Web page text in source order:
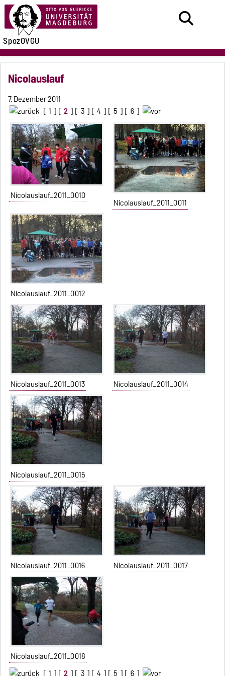
SpozOVGU
Nicolauslauf
7. Dezember 2011
[ 1 ] [ 2 ] [ 3 ] [ 4 ] [ 5 ] [ 6 ]
Nicolauslauf_2011_0010
Nicolauslauf_2011_0011
Nicolauslauf_2011_0012
Nicolauslauf_2011_0013 Nicolauslauf_2011_0014
Nicolauslauf_2011_0015
Nicolauslauf_2011_0016 Nicolauslauf_2011_0017
Nicolauslauf_2011_0018